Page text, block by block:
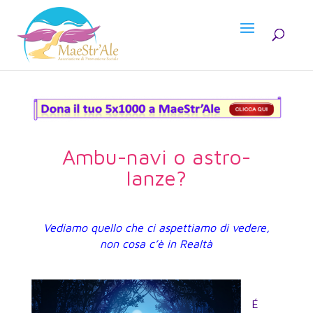
Ambu-navi o astro-
lanze?
Vediamo quello che ci aspettiamo di vedere,
non cosa c’è in Realtà
É